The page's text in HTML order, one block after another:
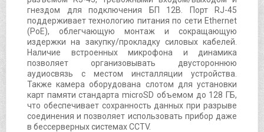
гнездом для подключения БП 12В. Порт RJ-45
поддерживает технологию питания по сети Ethernet
(PoE), облегчающую монтаж и сокращающую
издержки на закупку/прокладку силовых кабелей.
Наличие встроенных микрофона и динамика
позволяет организовывать двустороннюю
аудиосвязь с местом инсталляции устройства.
Также камера оборудована слотом для установки
карт памяти стандарта microSD объемом до 128 ГБ,
что обеспечивает сохранность данных при разрыве
соединения и позволяет использовать прибор даже
в бессерверных системах CCTV.